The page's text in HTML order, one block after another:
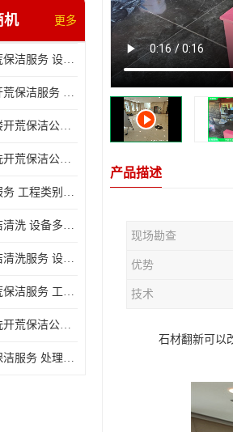
机 更多
怀柔区室内开荒保洁服务 设备多样 减轻日后打理工作
石景山区单位开荒保洁服务 省心省力 便于人员尽快入住
石景山区办公楼开荒保洁公司 设备多样 清洁知识全面
通州区玻璃清洗开荒保洁公司电话 省心省力 有效消除隐患
北京家政保洁服务 工程类别多 有效消除隐患
海淀区开荒保洁清洗 设备多样 避免会留下卫生死角
海淀区开荒保洁清洗服务 设备多样 清洁知识全面
延庆区新居开荒保洁服务 工程类别多 避免会留下卫生死角
延庆区玻璃清洗开荒保洁公司电话 处理细致 清洁知识全面
密云区写字楼保洁服务 处理细致 避免会留下卫生死角
产品描述
现场勘查
优势
技术
石材翻新可以